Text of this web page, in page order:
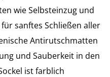
wie Selbsteinzug und
sanftes Schließen aller
Antirutschmatten
und Sauberkeit in den
ist farblich